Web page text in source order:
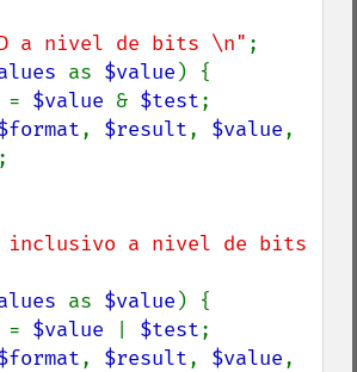
a nivel de bits \n" ;
as $value ) {
= $value & $test;
, $result, $value
inclusivo a nivel de bits
as $value ) {
= $value $test;
, $result, $value